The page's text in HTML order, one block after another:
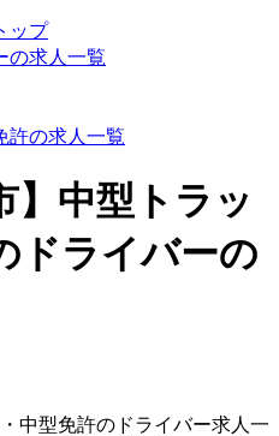
ップ
の求人一覧
許の求人一覧
】中型トラッ
ドライバーの
中型免許の ドライバー求人一